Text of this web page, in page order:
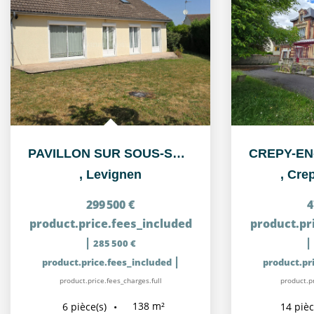
PAVILLON SUR SOUS-SOL TOTAL VIVABLE DE PLAIN PIED
, Levignen
299 500 €
product.price.fees_included
| 285 500 €
product.price.fees_included |
product.price.fees_charges.full
6 pièce(s) 138 m²
,
|
14